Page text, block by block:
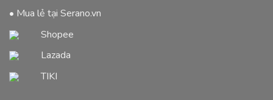
• Mua lẻ tại Serano.vn
Shopee
Lazada
TIKI